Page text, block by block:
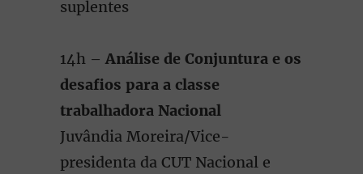
suplentes
14h –Análise de Conjuntura e os
desafios para a classe
trabalhadora Nacional
Juvândia Moreira/Vice-
presidenta da CUT Nacional e